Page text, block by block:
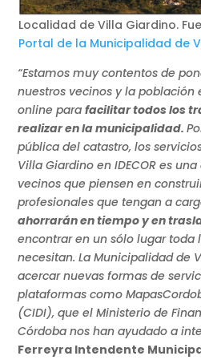
Localidad de Villa Giardino.
Portal de la Municipalidad de
“Estamos muy contentos de
nuestros vecinos y la población
online parafacilitar todos los
realizar en la municipalidad.
pública del catastro, los
Villa Giardino en IDECOR es
vecinos que piensen en
profesionales que tengan a
ahorrarán en tiempo y en
encontrar en un sólo lugar toda
necesitan. La Municipalidad de
acercar nuevas formas de
plataformas como
(CIDI), que el Ministerio de
Córdoba nos han ayudado a
Ferreyra Intendente